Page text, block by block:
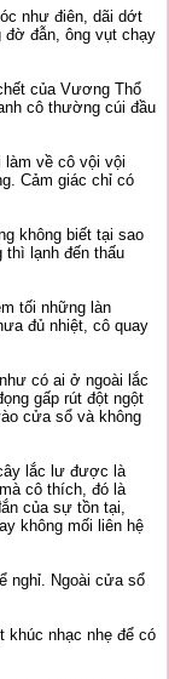
như điên, dãi dớt
đờ đẫn, ông vụt chạy
của Vương Thổ
cô thường cúi đầu
làm về cô vội vội
Cảm giác chỉ có
không biết tại sao
thì lạnh đến thấu
tối những làn
đủ nhiệt, cô quay
có ai ở ngoài lắc
gấp rút đột ngột
cửa sổ và không
lắc lư được là
cô thích, đó là
của sự tồn tại,
không mối liên hệ
nghỉ. Ngoài cửa sổ
khúc nhạc nhẹ để có